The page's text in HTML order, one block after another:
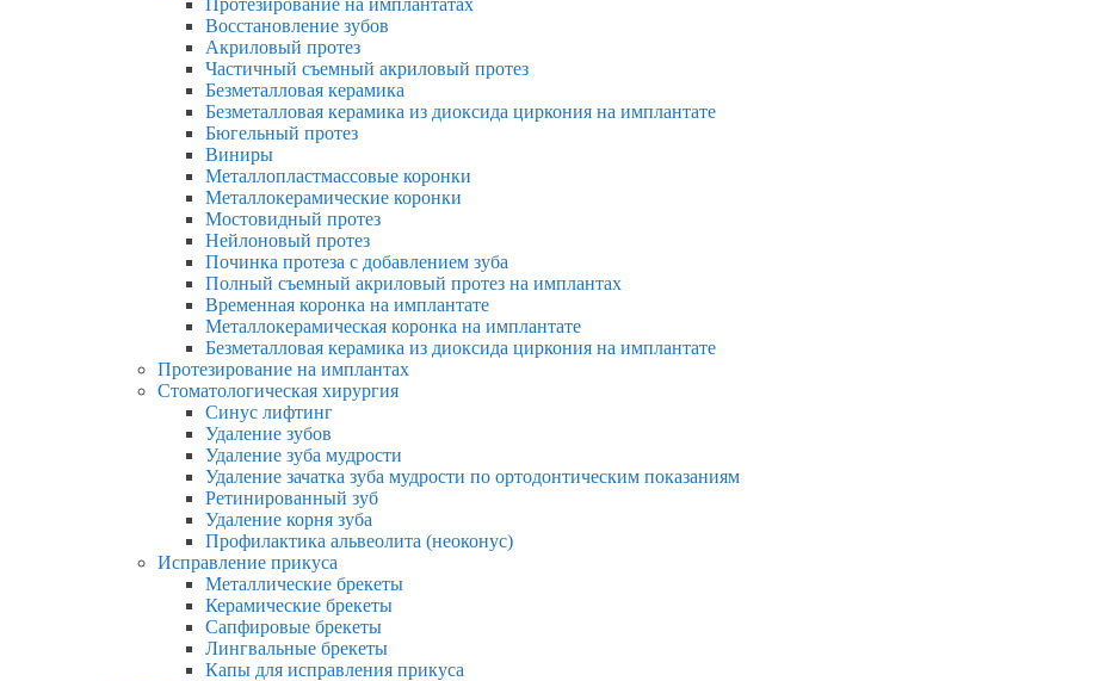
Протезирование на имплантатах
Восстановление зубов
Акриловый протез
Частичный съемный акриловый протез
Безметалловая керамика
Безметалловая керамика из диоксида циркония на имплантате
Бюгельный протез
Виниры
Металлопластмассовые коронки
Металлокерамические коронки
Мостовидный протез
Нейлоновый протез
Починка протеза с добавлением зуба
Полный съемный акриловый протез на имплантах
Временная коронка на имплантате
Металлокерамическая коронка на имплантате
Безметалловая керамика из диоксида циркония на имплантате
Протезирование на имплантах
Стоматологическая хирургия
Синус лифтинг
Удаление зубов
Удаление зуба мудрости
Удаление зачатка зуба мудрости по ортодонтическим показаниям
Ретинированный зуб
Удаление корня зуба
Профилактика альвеолита (неоконус)
Исправление прикуса
Металлические брекеты
Керамические брекеты
Сапфировые брекеты
Лингвальные брекеты
Капы для исправления прикуса